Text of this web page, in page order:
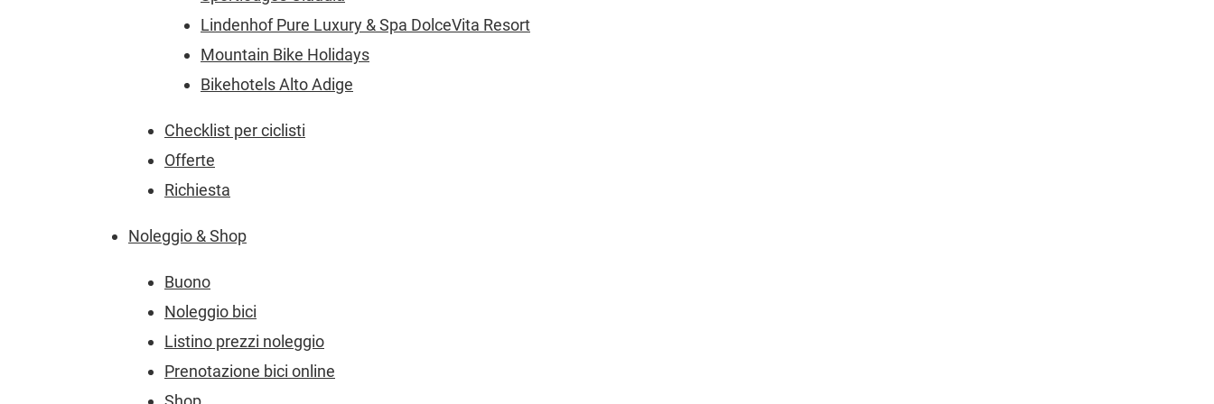
Lindenhof Pure Luxury & Spa DolceVita Resort
Mountain Bike Holidays
Bikehotels Alto Adige
Checklist per ciclisti
Offerte
Richiesta
Noleggio & Shop
Buono
Noleggio bici
Listino prezzi noleggio
Prenotazione bici online